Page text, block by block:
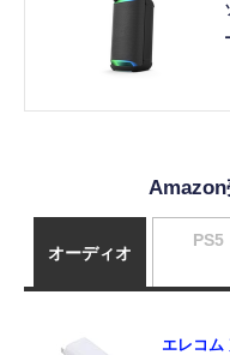
Amazon
オーディオ
エレコム
PS5